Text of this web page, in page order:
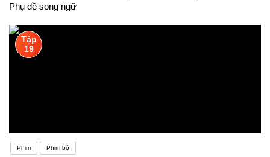
Phụ đề song ngữ
Tập
19
Phim Phim bộ